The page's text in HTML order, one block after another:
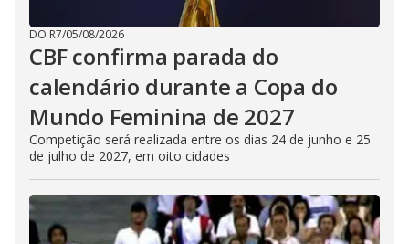
DO R7/05/08/2026
CBF confirma parada do
calendário durante a Copa do
Mundo Feminina de 2027
Competição será realizada entre os dias 24 de junho e 25
de julho de 2027, em oito cidades